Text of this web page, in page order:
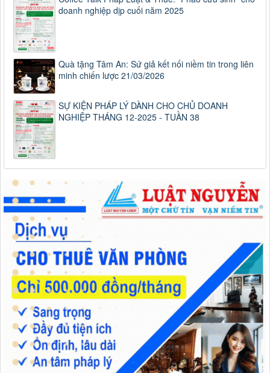
doanh nghiệp dịp cuối năm 2025
Quà tặng Tâm An: Sứ giả kết nối niềm tin trong liên
minh chiến lược 21/03/2026
SỰ KIỆN PHÁP LÝ DÀNH CHO CHỦ DOANH
NGHIỆP THÁNG 12-2025 - TUẦN 38